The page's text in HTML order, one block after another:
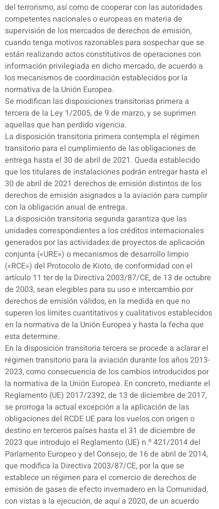
del terrorismo, así como de cooperar con las autoridades
competentes nacionales o europeas en materia de
supervisión de los mercados de derechos de emisión,
cuando tenga motivos razonables para sospechar que se
están realizando actos constitutivos de operaciones con
información privilegiada en dicho mercado, de acuerdo a
los mecanismos de coordinación establecidos por la
normativa de la Unión Europea.
Se modifican las disposiciones transitorias primera a
tercera de la Ley 1/2005, de 9 de marzo, y se suprimen
aquellas que han perdido vigencia.
La disposición transitoria primera contempla el régimen
transitorio para el cumplimiento de las obligaciones de
entrega hasta el 30 de abril de 2021. Queda establecido
que los titulares de instalaciones podrán entregar hasta el
30 de abril de 2021 derechos de emisión distintos de los
derechos de emisión asignados a la aviación para cumplir
con la obligación anual de entrega.
La disposición transitoria segunda garantiza que las
unidades correspondientes a los créditos internacionales
generados por las actividades de proyectos de aplicación
conjunta («URE») o mecanismos de desarrollo limpio
(«RCE») del Protocolo de Kioto, de conformidad con el
artículo 11 ter de la Directiva 2003/87/CE, de 13 de octubre
de 2003, sean elegibles para su uso e intercambio por
derechos de emisión válidos, en la medida en que no
superen los límites cuantitativos y cualitativos establecidos
en la normativa de la Unión Europea y hasta la fecha que
esta determine.
En la disposición transitoria tercera se procede a aclarar el
régimen transitorio para la aviación durante los años 2013-
2023, como consecuencia de los cambios introducidos por
la normativa de la Unión Europea. En concreto, mediante el
Reglamento (UE) 2017/2392, de 13 de diciembre de 2017,
se prorroga la actual excepción a la aplicación de las
obligaciones del RCDE UE para los vuelos con origen o
destino en terceros países hasta el 31 de diciembre de
2023 que introdujo el Reglamento (UE) n.º 421/2014 del
Parlamento Europeo y del Consejo, de 16 de abril de 2014,
que modifica la Directiva 2003/87/CE, por la que se
establece un régimen para el comercio de derechos de
emisión de gases de efecto invernadero en la Comunidad,
con vistas a la ejecución, de aquí a 2020, de un acuerdo